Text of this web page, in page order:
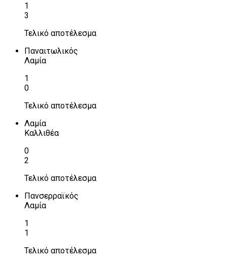
1
3
Τελικό αποτέλεσμα
Παναιτωλικός
Λαμία
1
0
Τελικό αποτέλεσμα
Λαμία
Καλλιθέα
0
2
Τελικό αποτέλεσμα
Πανσερραϊκός
Λαμία
1
1
Τελικό αποτέλεσμα